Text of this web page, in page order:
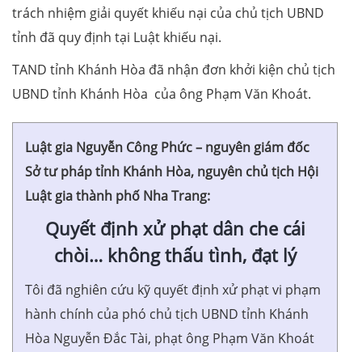
trách nhiệm giải quyết khiếu nại của chủ tịch UBND
tỉnh đã quy định tại Luật khiếu nại.
TAND tỉnh Khánh Hòa đã nhận đơn khởi kiện chủ tịch
UBND tỉnh Khánh Hòa của ông Phạm Văn Khoát.
Luật gia Nguyễn Công Phức – nguyên giám đốc
Sở tư pháp tỉnh Khánh Hòa, nguyên chủ tịch Hội
Luật gia thành phố Nha Trang:
Quyết định xử phạt dân che cái
chòi… không thấu tình, đạt lý
Tôi đã nghiên cứu kỹ quyết định xử phạt vi phạm
hành chính của phó chủ tịch UBND tỉnh Khánh
Hòa Nguyễn Đắc Tài, phạt ông Phạm Văn Khoát